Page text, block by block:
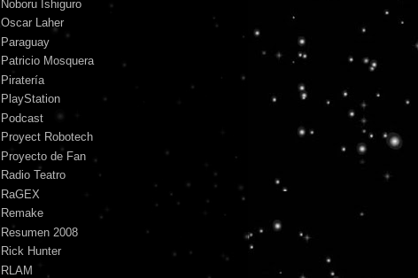
Noboru Ishiguro
Oscar Laher
Paraguay
Patricio Mosquera
Piratería
PlayStation
Podcast
Proyect Robotech
Proyecto de Fan
Radio Teatro
RaGEX
Remake
Resumen 2008
Rick Hunter
RLAM